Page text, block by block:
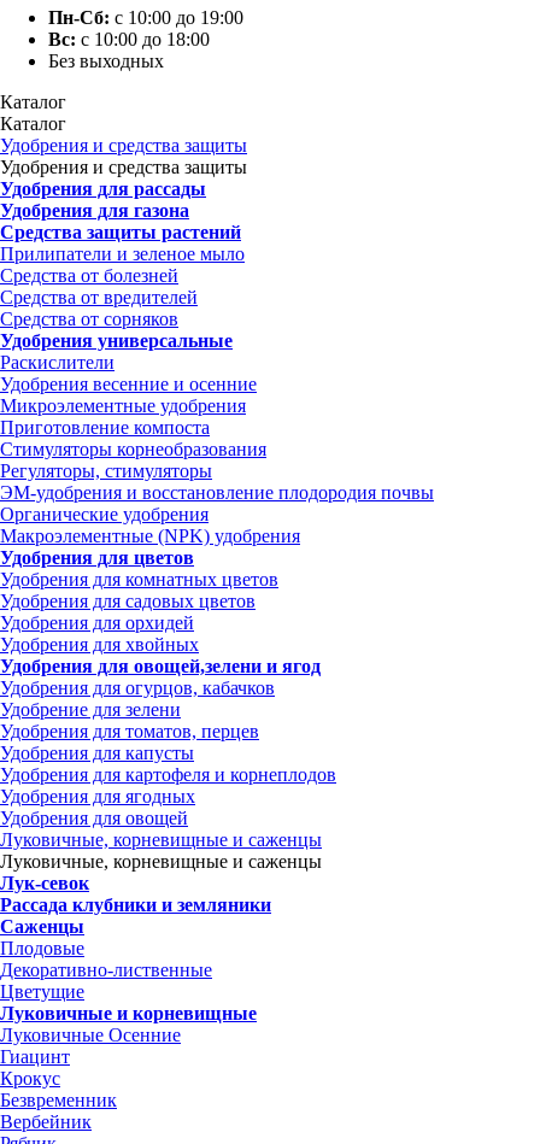
Пн-Сб: с 10:00 до 19:00
Вс: с 10:00 до 18:00
Без выходных
Каталог
Каталог
Удобрения и средства защиты
Удобрения и средства защиты
Удобрения для рассады
Удобрения для газона
Средства защиты растений
Прилипатели и зеленое мыло
Средства от болезней
Средства от вредителей
Средства от сорняков
Удобрения универсальные
Раскислители
Удобрения весенние и осенние
Микроэлементные удобрения
Приготовление компоста
Стимуляторы корнеобразования
Регуляторы, стимуляторы
ЭМ-удобрения и восстановление плодородия почвы
Органические удобрения
Макроэлементные (NPK) удобрения
Удобрения для цветов
Удобрения для комнатных цветов
Удобрения для садовых цветов
Удобрения для орхидей
Удобрения для хвойных
Удобрения для овощей,зелени и ягод
Удобрения для огурцов, кабачков
Удобрение для зелени
Удобрения для томатов, перцев
Удобрения для капусты
Удобрения для картофеля и корнеплодов
Удобрения для ягодных
Удобрения для овощей
Луковичные, корневищные и саженцы
Луковичные, корневищные и саженцы
Лук-севок
Рассада клубники и земляники
Саженцы
Плодовые
Декоративно-лиственные
Цветущие
Луковичные и корневищные
Луковичные Осенние
Гиацинт
Крокус
Безвременник
Вербейник